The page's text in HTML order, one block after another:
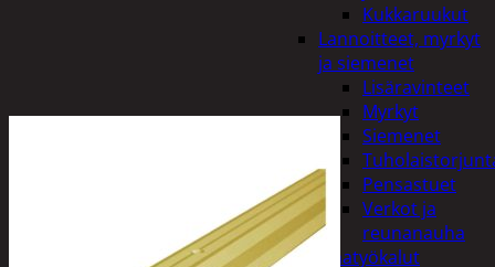
Kukkaruukut
Lannoitteet, myrkyt
ja siemenet
Lisäravinteet
Myrkyt
Siemenet
Pensastuet
Verkot ja
reunanauha
Puutarhatyökalut